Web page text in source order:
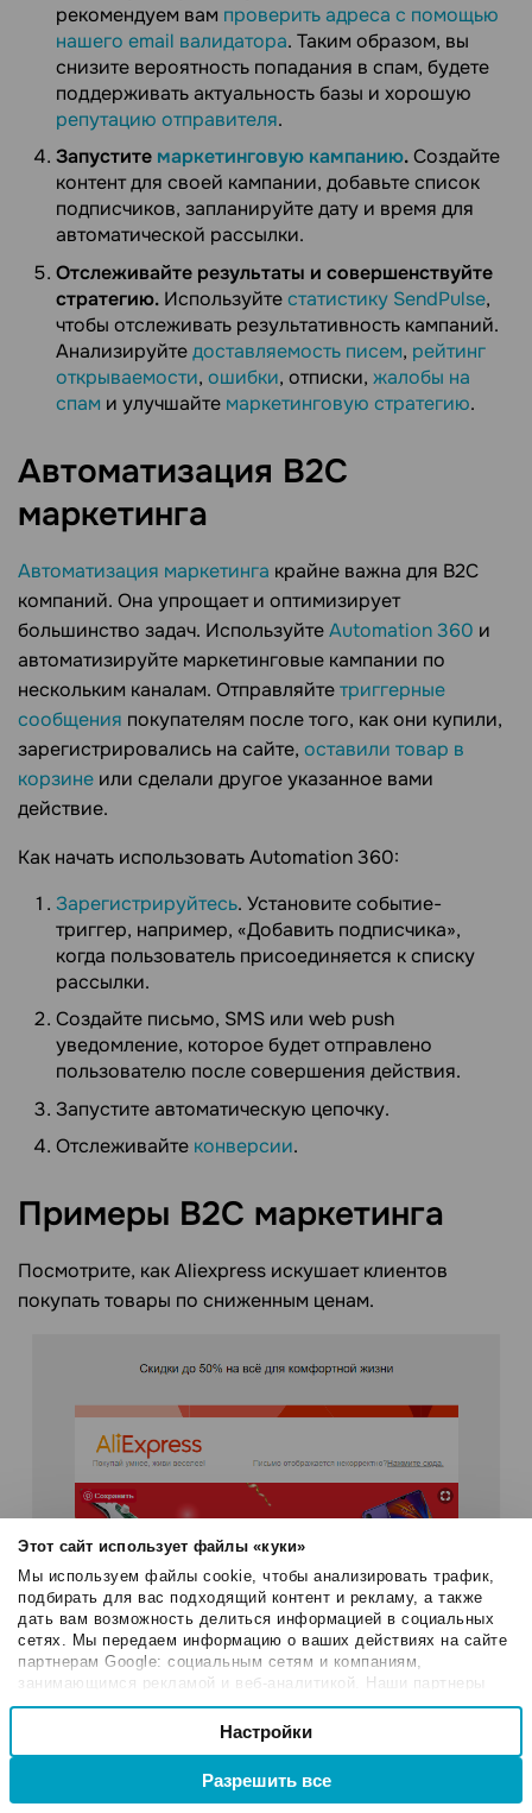
Этот сайт использует файлы «куки»
Мы используем файлы cookie, чтобы анализировать трафик,
подбирать для вас подходящий контент и рекламу, а также
дать вам возможность делиться информацией в социальных
сетях. Мы передаем информацию о ваших действиях на сайте
партнерам Google: социальным сетям и компаниям,
занимающимся рекламой и веб-аналитикой. Наши партнеры
могут комбинировать эти сведения с предоставленной вами
информацией, а также данными, которые они получили при
использовании вами их сервисов.
Выбор
Настроечные
Настройки
Разрешить все
рекомендуем вам проверить адреса с помощью
нашего email валидатора. Таким образом, вы
снизите вероятность попадания в спам, будете
поддерживать актуальность базы и хорошую
репутацию отправителя.
Запустите маркетинговую кампанию.Создайте
контент для своей кампании, добавьте список
подписчиков, запланируйте дату и время для
автоматической рассылки.
Отслеживайте результаты и совершенствуйте
стратегию. Используйтестатистику SendPulse,
чтобы отслеживать результативность кампаний.
Анализируйтедоставляемость писем, рейтинг
открываемости, ошибки, отписки, жалобы на
спам и улучшайте маркетинговую стратегию.
Автоматизация B2C
маркетинга
Автоматизация маркетинга крайне важна для B2C
компаний. Она упрощает и оптимизирует
большинство задач. ИспользуйтеAutomation 360 и
автоматизируйте маркетинговые кампании по
нескольким каналам. Отправляйтетриггерные
сообщения покупателям после того, как они купили,
зарегистрировались на сайте, оставили товар в
корзине или сделали другое указанное вами
действие.
Как начать использовать Automation 360:
Зарегистрируйтесь. Установите событие-
триггер, например, «Добавить подписчика»,
когда пользователь присоединяется к списку
рассылки.
Создайте письмо, SMS или web push
уведомление, которое будет отправлено
пользователю после совершения действия.
Запустите автоматическую цепочку.
Отслеживайте конверсии.
Примеры B2C маркетинга
Посмотрите, как Aliexpress искушает клиентов
покупать товары по сниженным ценам.